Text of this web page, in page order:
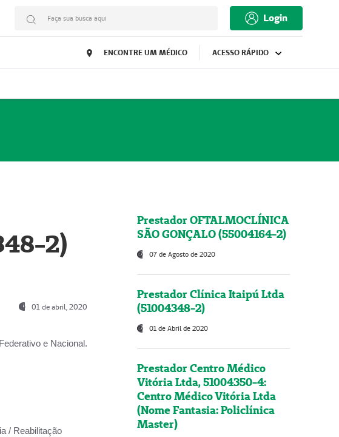
Faça sua busca aqui Login
ENCONTRE UM MÉDICO ACESSO RÁPIDO
2)
01 de abril, 2020
e Nacional.
/ Reabilitação
Prestador OFTALMOCLÍNICA
SÃO GONÇALO (55004164-2)
07 de Agosto de 2020
Prestador Clínica Itaipú Ltda
(51004348-2)
01 de Abril de 2020
Prestador Centro Médico
Vitória Ltda, 51004350-4:
Centro Médico Vitória Ltda
(Nome Fantasia: Policlínica
Master)